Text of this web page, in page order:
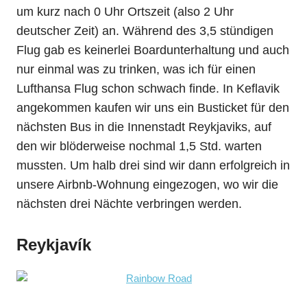
um kurz nach 0 Uhr Ortszeit (also 2 Uhr
deutscher Zeit) an. Während des 3,5 stündigen
Flug gab es keinerlei Boardunterhaltung und auch
nur einmal was zu trinken, was ich für einen
Lufthansa Flug schon schwach finde. In Keflavik
angekommen kaufen wir uns ein Busticket für den
nächsten Bus in die Innenstadt Reykjaviks, auf
den wir blöderweise nochmal 1,5 Std. warten
mussten. Um halb drei sind wir dann erfolgreich in
unsere Airbnb-Wohnung eingezogen, wo wir die
nächsten drei Nächte verbringen werden.
Reykjavík